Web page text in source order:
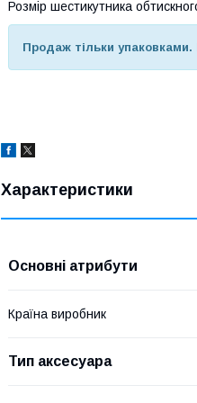
Розмір шестикутника
Продаж тільки упаковками.
Характеристики
Основні атрибути
Країна виробник
Тип аксесуара